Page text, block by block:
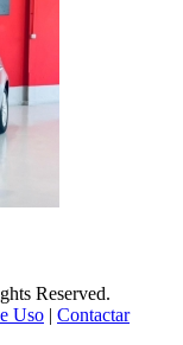
Reserved.
Uso | Contactar